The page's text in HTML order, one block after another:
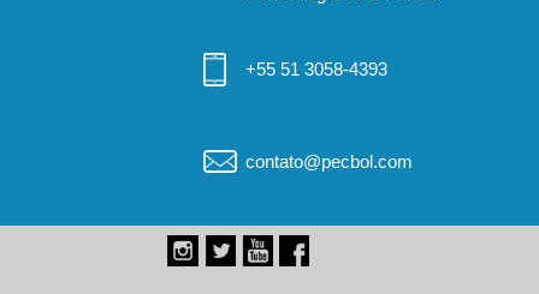
+55 51 3058-4393
contato@pecbol.com